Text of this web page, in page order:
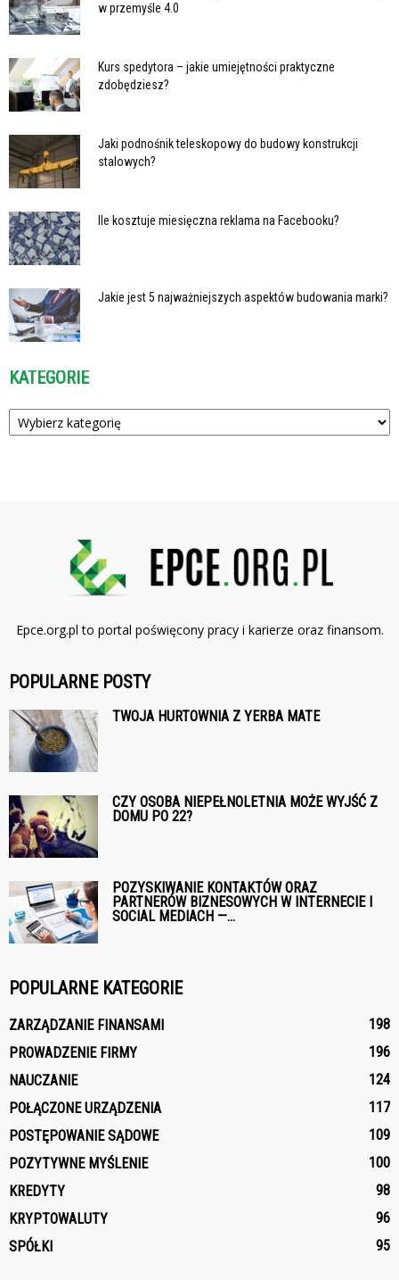
w przemyśle 4.0
Kurs spedytora – jakie umiejętności praktyczne
zdobędziesz?
Jaki podnośnik teleskopowy do budowy konstrukcji
stalowych?
Ile kosztuje miesięczna reklama na Facebooku?
Jakie jest 5 najważniejszych aspektów budowania marki?
KATEGORIE
Kategorie
Epce.org.pl to portal poświęcony pracy i karierze oraz finansom.
POPULARNE POSTY
TWOJA HURTOWNIA Z YERBA MATE
CZY OSOBA NIEPEŁNOLETNIA MOŻE WYJŚĆ Z
DOMU PO 22?
POZYSKIWANIE KONTAKTÓW ORAZ
PARTNERÓW BIZNESOWYCH W INTERNECIE I
SOCIAL MEDIACH —...
POPULARNE KATEGORIE
ZARZĄDZANIE FINANSAMI
198
PROWADZENIE FIRMY
196
NAUCZANIE
124
POŁĄCZONE URZĄDZENIA
117
POSTĘPOWANIE SĄDOWE
109
POZYTYWNE MYŚLENIE
100
KREDYTY
98
KRYPTOWALUTY
96
SPÓŁKI
95